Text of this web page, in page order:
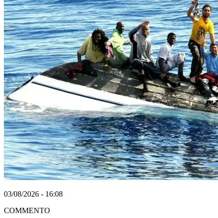
03/08/2026 - 16:08
COMMENTO